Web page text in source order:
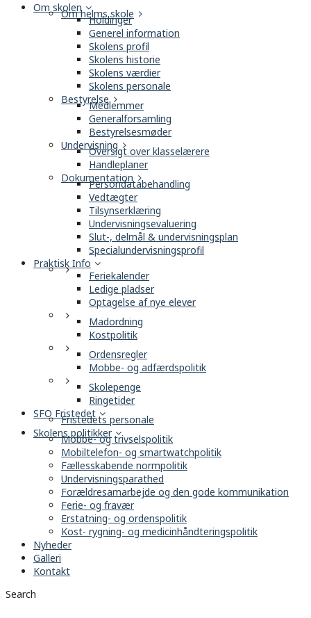
Om skolenOm helms skole
Holdinger
Generel information
Skolens profil
Skolens historie
Skolens værdier
Skolens personale
BestyrelseMedlemmer
Generalforsamling
Bestyrelsesmøder
UndervisningOversigt over klasselærere
Handleplaner
Dokumentation
Persondatabehandling
Vedtægter
Tilsynserklæring
Undervisningsevaluering
Slut-, delmål & undervisningsplan
Specialundervisningsprofil
Praktisk Info
Feriekalender
Ledige pladser
Optagelse af nye elever
Madordning
Kostpolitik
Ordensregler
Mobbe- og adfærdspolitik
Skolepenge
Ringetider
SFO Fristedet
Fristedets personale
Skolens politikker
Mobbe- og trivselspolitik
Mobiltelefon- og smartwatchpolitik
Fællesskabende normpolitik
Undervisningsparathed
Forældresamarbejde og den gode kommunikation
Ferie- og fravær
Erstatning- og ordenspolitik
Kost- rygning- og medicinhåndteringspolitik
Nyheder
Galleri
Kontakt
Search